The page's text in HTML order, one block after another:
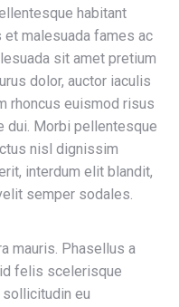
habitant
malesuada fames ac
sit amet pretium
dolor, auctor iaculis
rhoncus euismod risus
dui. Morbi pellentesque
nisl dignissim
interdum elit blandit,
semper sodales.
mauris. Phasellus a
felis scelerisque
eu